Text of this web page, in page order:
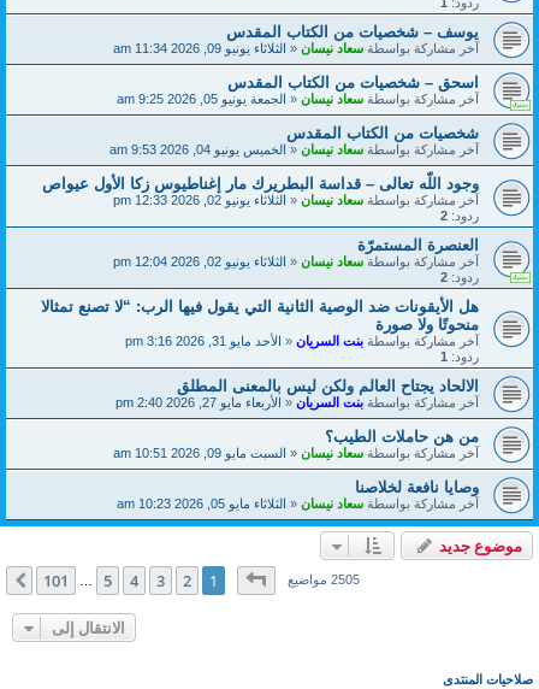
يوسف – شخصيات من الكتاب المقدس
آخر مشاركة بواسطةسعاد نيسان«الثلاثاء يونيو 09, 2026 11:34 am
اسحق – شخصيات من الكتاب المقدس
آخر مشاركة بواسطةسعاد نيسان«الجمعة يونيو 05, 2026 9:25 am
شخصيات من الكتاب المقدس
آخر مشاركة بواسطةسعاد نيسان«الخميس يونيو 04, 2026 9:53 am
وجود اللّه تعالى – قداسة البطريرك مار إغناطيوس زكا الأول عيواص
آخر مشاركة بواسطةسعاد نيسان«الثلاثاء يونيو 02, 2026 12:33 pm
ردود: 2
العنصرة المستمرّة
آخر مشاركة بواسطةسعاد نيسان«الثلاثاء يونيو 02, 2026 12:04 pm
ردود: 2
هل الأيقونات ضد الوصية الثانية التي يقول فيها الرب: “لا تصنع تمثالا
منحوتًا ولا صورة
آخر مشاركة بواسطةبنت السريان«الأحد مايو 31, 2026 3:16 pm
ردود: 1
الالحاد يجتاح العالم ولكن ليس بالمعنى المطلق
آخر مشاركة بواسطةبنت السريان«الأربعاء مايو 27, 2026 2:40 pm
من هن حاملات الطيب؟
آخر مشاركة بواسطةسعاد نيسان«السبت مايو 09, 2026 10:51 am
وصايا نافعة لخلاصنا
آخر مشاركة بواسطةسعاد نيسان«الثلاثاء مايو 05, 2026 10:23 am
موضوع جديد
2505 مواضيع
صفحة1من 101
1
2
3
4
5
101 التالي
الانتقال إلى
صلاحيات المنتدى